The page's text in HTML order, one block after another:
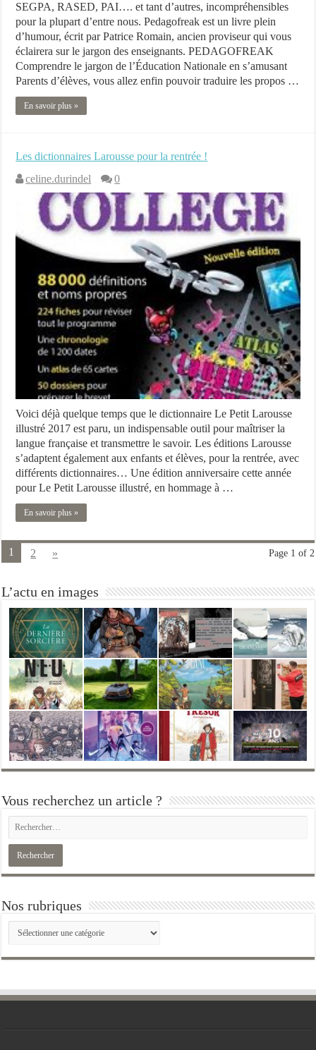
SEGPA, RASED, PAI…. et tant d’autres, incompréhensibles
pour la plupart d’entre nous. Pedagofreak est un livre plein
d’humour, écrit par Patrice Romain, ancien proviseur qui vous
éclairera sur le jargon des enseignants. PEDAGOFREAK
Comprendre le jargon de l’Éducation Nationale en s’amusant
Parents d’élèves, vous allez enfin pouvoir traduire les propos …
En savoir plus »
Les dictionnaires Larousse pour la rentrée !
celine.durindel
0
Voici déjà quelque temps que le dictionnaire Le Petit Larousse
illustré 2017 est paru, un indispensable outil pour maîtriser la
langue française et transmettre le savoir. Les éditions Larousse
s’adaptent également aux enfants et élèves, pour la rentrée, avec
différents dictionnaires… Une édition anniversaire cette année
pour Le Petit Larousse illustré, en hommage à …
En savoir plus »
Page 1 of 2
1 2 »
L’actu en images
Vous recherchez un article ?
Nos rubriques
Nos
rubriques